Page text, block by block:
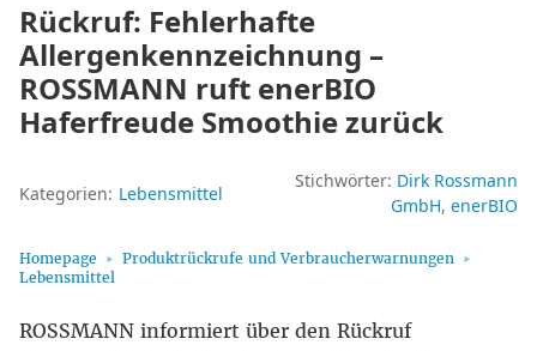
Rückruf: Fehlerhafte
Allergenkennzeichnung –
ROSSMANN ruft enerBIO
Haferfreude Smoothie zurück
Kategorien: Lebensmittel
Stichwörter: Dirk Rossmann
GmbH enerBIO
Homepage
Produktrückrufe und Verbraucherwarnungen
Lebensmittel
ROSSMANN informiert über den Rückruf